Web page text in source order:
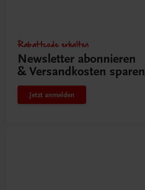
Rabattcode erhalten
Newsletter abonnieren
& Versandkosten sparen
Jetzt anmelden